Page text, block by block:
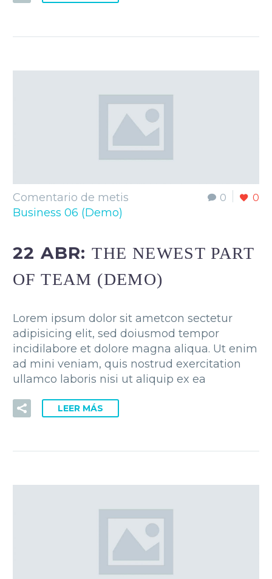
0 0
Comentario de metis
Business 06 (Demo)
22 ABR:THE NEWEST PART
OF TEAM (DEMO)
Lorem ipsum dolor sit ametcon sectetur
adipisicing elit, sed doiusmod tempor
incidilabore et dolore magna aliqua. Ut enim
ad mini veniam, quis nostrud exercitation
ullamco laboris nisi ut aliquip ex ea
LEER MÁS